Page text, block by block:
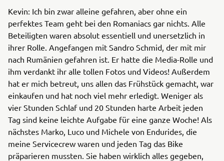
Kevin: Ich bin zwar alleine gefahren, aber ohne ein
perfektes Team geht bei den Romaniacs gar nichts. Alle
Beteiligten waren absolut essentiell und unersetzlich in
ihrer Rolle. Angefangen mit Sandro Schmid, der mit mir
nach Rumänien gefahren ist. Er hatte die Media-Rolle und
ihm verdankt ihr alle tollen Fotos und Videos! Außerdem
hat er mich betreut, uns allen das Frühstück gemacht, war
einkaufen und hat noch viel mehr erledigt. Weniger als
vier Stunden Schlaf und 20 Stunden harte Arbeit jeden
Tag sind keine leichte Aufgabe für eine ganze Woche! Als
nächstes Marko, Luco und Michele von Endurides, die
meine Servicecrew waren und jeden Tag das Bike
präparieren mussten. Sie haben wirklich alles gegeben,